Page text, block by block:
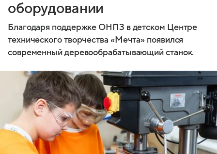
оборудовании
Благодаря поддержке ОНПЗ в детском Центре
технического творчества «Мечта» появился
современный деревообрабатывающий станок.